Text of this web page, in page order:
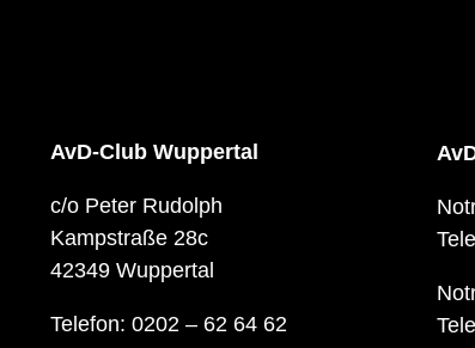
AvD-Club Wuppertal
c/o Peter Rudolph
Kampstraße 28c
42349 Wuppertal
Telefon: 0202 – 62 64 62